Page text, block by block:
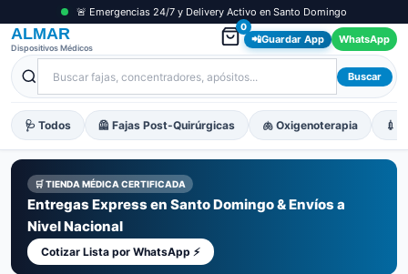
🚨 Emergencias 24/7 y Delivery Activo en Santo Domingo
ALMAR
Dispositivos Médicos
0
📲Guardar App WhatsApp
Buscar
🩺 Todos 🦺 Fajas Post-Quirúrgicas 🫁 Oxigenoterapia 💉
🛒 TIENDA MÉDICA CERTIFICADA
Entregas Express en Santo Domingo & Envíos a
Nivel Nacional
Cotizar Lista por WhatsApp ⚡